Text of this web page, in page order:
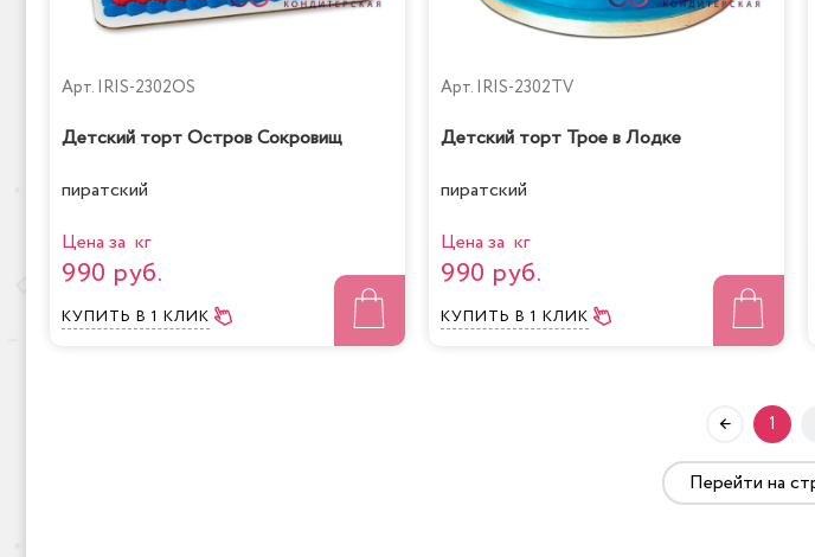
Арт. IRIS-2302OS
Детский торт Остров Сокровищ
пиратский
Цена за кг
990 руб.
КУПИТЬ В 1 КЛИК
Арт. IRIS-2302TV
Детский торт Трое в Лодке
пиратский
Цена за кг
990 руб.
КУПИТЬ В 1 КЛИК
1